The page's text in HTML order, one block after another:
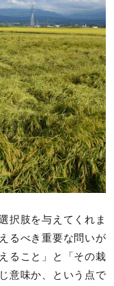
択肢を与えてくれま
るべき重要な問いが
ること」と「その栽
意味か、という点で